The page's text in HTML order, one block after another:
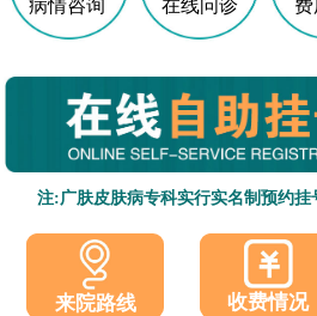
病情咨询 在线问诊
注:广肤皮肤病专科实行实名制预约挂
来院路线 收费情况